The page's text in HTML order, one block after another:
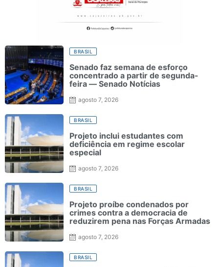
BRASIL
Senado faz semana de esforço
concentrado a partir de segunda-
feira — Senado Notícias
agosto 7, 2026
BRASIL
Projeto inclui estudantes com
deficiência em regime escolar
especial
agosto 7, 2026
BRASIL
Projeto proíbe condenados por
crimes contra a democracia de
reduzirem pena nas Forças Armadas
agosto 7, 2026
BRASIL